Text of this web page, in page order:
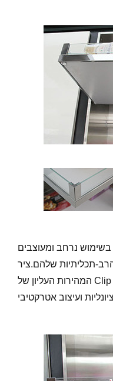
בשימוש נרחב ומעוצבים
תכליתיות שלהם.ציר
המהירות העליון של Clip Top מייצג התאמה גבוהה והתקנה